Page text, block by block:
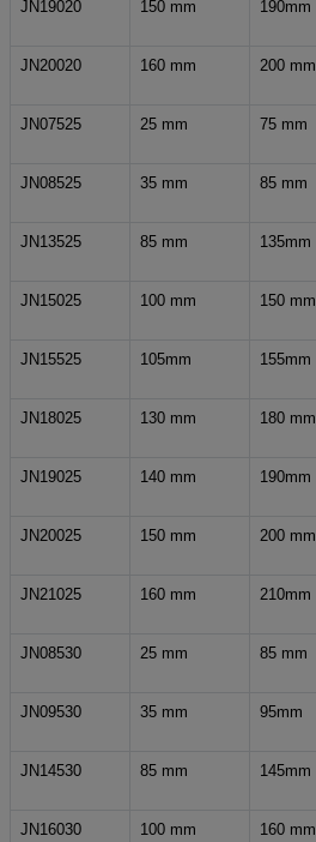
JN19020 150 mm 190mm
JN20020 160 mm 200 mm
JN07525 25 mm 75 mm
JN08525 35 mm 85 mm
JN13525 85 mm 135mm
JN15025 100 mm 150 mm
JN15525 105mm 155mm
JN18025 130 mm 180 mm
JN19025 140 mm 190mm
JN20025 150 mm 200 mm
JN21025 160 mm 210mm
JN08530 25 mm 85 mm
JN09530 35 mm 95mm
JN14530 85 mm 145mm
JN16030 100 mm 160 mm